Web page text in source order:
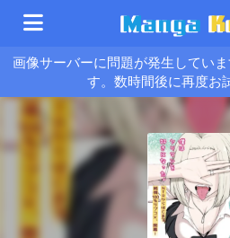
画像サーバーに問題が発生してい
す。数時間後に再度お